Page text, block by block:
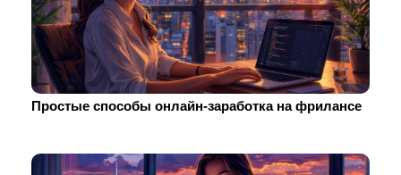
Простые способы онлайн-заработка на фрилансе